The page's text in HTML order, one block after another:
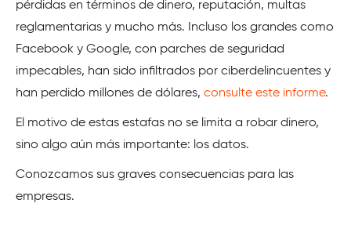
pérdidas en términos de dinero, reputación, multas
reglamentarias y mucho más. Incluso los grandes como
Facebook y Google, con parches de seguridad
impecables, han sido infiltrados por ciberdelincuentes y
han perdido millones de dólares, consulte este informe.
El motivo de estas estafas no se limita a robar dinero,
sino algo aún más importante: los datos.
Conozcamos sus graves consecuencias para las
empresas.